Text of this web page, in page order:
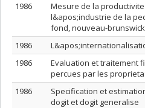
1986
Mesure de la
l&apos;industrie de la
fond, nouveau-
1986
1986
Evaluation et traitement
percues par les
1986
Specification et
dogit et dogit generalise